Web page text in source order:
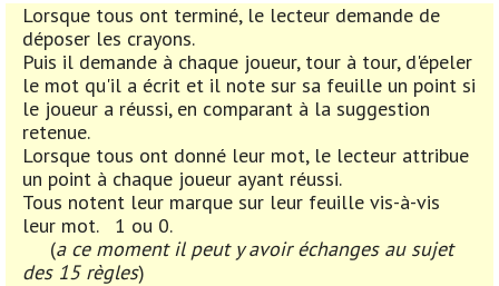
Lorsque tous ont terminé, le lecteur demande de
déposer les crayons.
Puis il demande à chaque joueur, tour à tour, d'épeler
le mot qu'il a écrit et il note sur sa feuille un point si
le joueur a réussi, en comparant à la suggestion
retenue.
Lorsque tous ont donné leur mot, le lecteur attribue
un point à chaque joueur ayant réussi.
Tous notent leur marque sur leur feuille vis-à-vis
leur mot. 1 ou 0.
(a ce moment il peut y avoir échanges au sujet
des 15 règles)